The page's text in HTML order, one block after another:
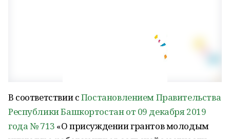
В соответствии сПостановлением Правительства
Республики Башкортостан от 09 декабря 2019
года № 713 «О присуждении грантов молодым